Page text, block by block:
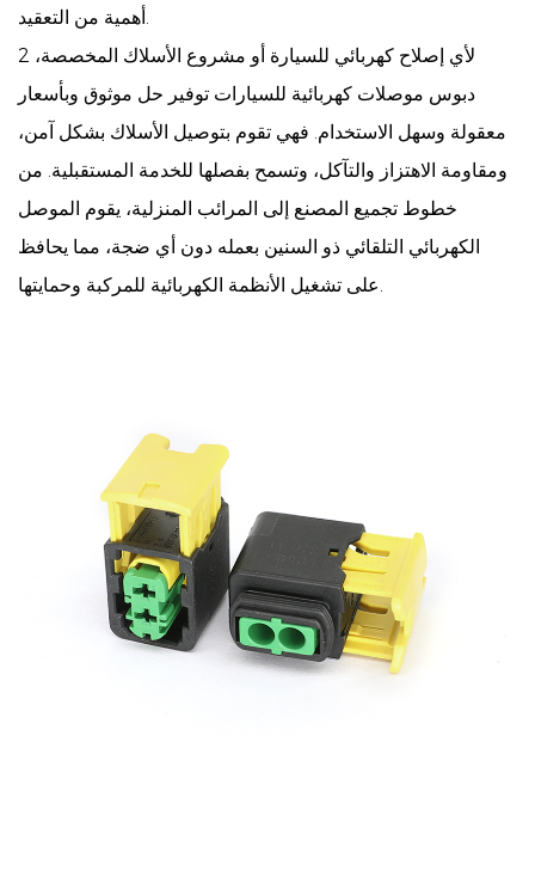
أهمية من التعقيد.
لأي إصلاح كهربائي للسيارة أو مشروع الأسلاك المخصصة، 2
دبوس موصلات كهربائية للسيارات توفير حل موثوق وبأسعار
معقولة وسهل الاستخدام. فهي تقوم بتوصيل الأسلاك بشكل آمن،
ومقاومة الاهتزاز والتآكل، وتسمح بفصلها للخدمة المستقبلية. من
خطوط تجميع المصنع إلى المرائب المنزلية، يقوم الموصل
الكهربائي التلقائي ذو السنين بعمله دون أي ضجة، مما يحافظ
على تشغيل الأنظمة الكهربائية للمركبة وحمايتها.